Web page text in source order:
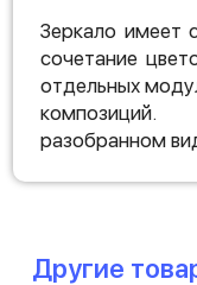
Зеркало имеет
сочетание
отдельных
разобранном
Другие